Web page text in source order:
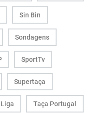
Sin Bin
Sondagens
SportTv
Supertaça
Taça Portugal